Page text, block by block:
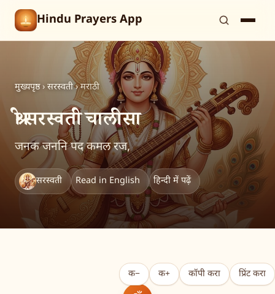
Hindu Prayers App
मुख्यपृष्ठ › सरस्वती › मराठी
श्री सरस्वती चालीसा
जनक जननि पद कमल रज,
सरस्वती Read in English हिन्दी में पढ़ें
क− क+ कॉपी करा प्रिंट करा